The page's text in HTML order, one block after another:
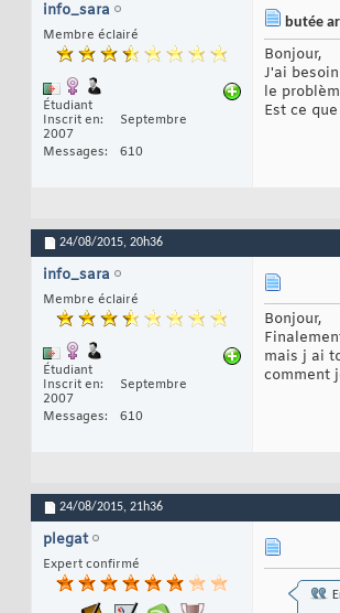
info_sara
Membre éclairé
Étudiant
Inscrit en
Septembre
2007
Messages
610
butée
Bonjour,
J'ai
le
Est ce
24/08/2015, 20h36
info_sara
Membre éclairé
Étudiant
Inscrit en
Septembre
2007
Messages
610
Bonjour,
mais j ai
comment
24/08/2015, 21h36
plegat
Expert confirmé